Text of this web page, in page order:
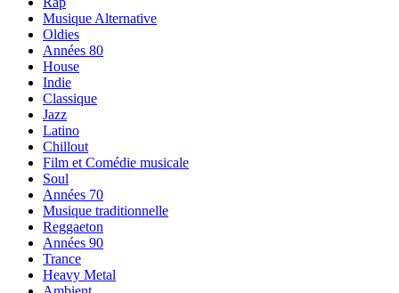
Musique Alternative
Oldies
Années 80
House
Indie
Classique
Jazz
Latino
Chillout
Film et Comédie musicale
Soul
Années 70
Musique traditionnelle
Reggaeton
Années 90
Trance
Heavy Metal